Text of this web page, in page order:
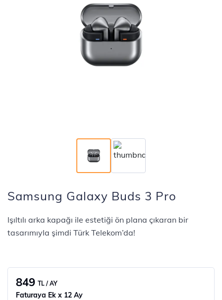
Samsung Galaxy Buds 3 Pro
Işıltılı arka kapağı ile estetiği ön plana çıkaran bir
tasarımıyla şimdi Türk Telekom’da!
849 TL / AY
Faturaya Ek x 12 Ay